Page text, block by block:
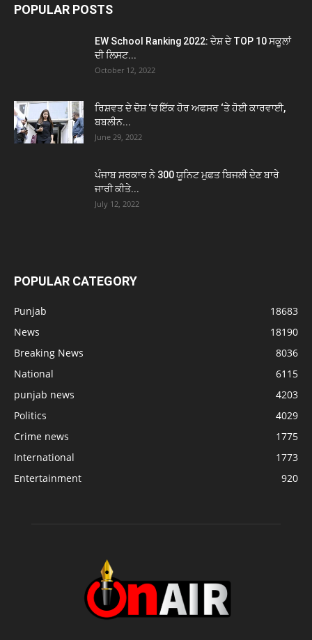
POPULAR POSTS
EW School Ranking 2022: ਦੇਸ਼ ਦੇ TOP 10 ਸਕੂਲਾਂ
ਦੀ ਲਿਸਟ...
October 12, 2022
ਰਿਸ਼ਵਤ ਦੇ ਦੋਸ਼ ‘ਚ ਇੱਕ ਹੋਰ ਅਫਸਰ ‘ਤੇ ਹੋਈ ਕਾਰਵਾਈ,
ਬਬਲੀਨ...
June 29, 2022
ਪੰਜਾਬ ਸਰਕਾਰ ਨੇ 300 ਯੂਨਿਟ ਮੁਫ਼ਤ ਬਿਜਲੀ ਦੇਣ ਬਾਰੇ
ਜਾਰੀ ਕੀਤੇ...
July 12, 2022
POPULAR CATEGORY
Punjab
18683
News
18190
Breaking News
8036
National
6115
punjab news
4203
Politics
4029
Crime news
1775
International
1773
Entertainment
920